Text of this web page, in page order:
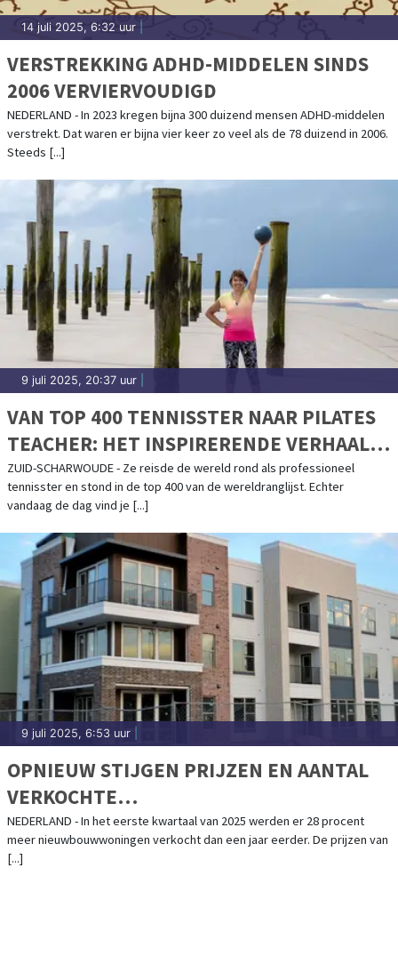
14 juli 2025, 6:32 uur
VERSTREKKING ADHD-MIDDELEN SINDS
2006 VERVIERVOUDIGD
NEDERLAND - In 2023 kregen bijna 300 duizend mensen ADHD-middelen
verstrekt. Dat waren er bijna vier keer zo veel als de 78 duizend in 2006.
Steeds [...]
9 juli 2025, 20:37 uur
VAN TOP 400 TENNISSTER NAAR PILATES
TEACHER: HET INSPIRERENDE VERHAAL
ACHTER PILATES BY DENISA
ZUID-SCHARWOUDE - Ze reisde de wereld rond als professioneel
tennisster en stond in de top 400 van de wereldranglijst. Echter
vandaag de dag vind je [...]
9 juli 2025, 6:53 uur
OPNIEUW STIJGEN PRIJZEN EN AANTAL
VERKOCHTE
NIEUWBOUWKOOPWONINGEN
NEDERLAND - In het eerste kwartaal van 2025 werden er 28 procent
meer nieuwbouwwoningen verkocht dan een jaar eerder. De prijzen van
[...]